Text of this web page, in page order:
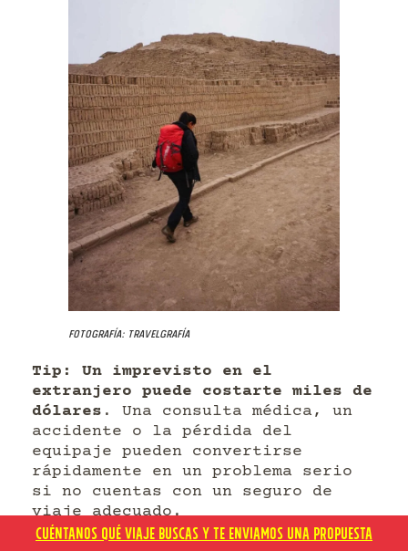
Fotografía: Travelgrafía
Tip: Un imprevisto en el
extranjero puede costarte miles de
dólares . Una consulta médica, un
accidente o la pérdida del
equipaje pueden convertirse
rápidamente en un problema serio
si no cuentas con un seguro de
viaje adecuado.
CUÉNTANOS QUÉ VIAJE BUSCAS Y TE ENVIAMOS UNA PROPUESTA